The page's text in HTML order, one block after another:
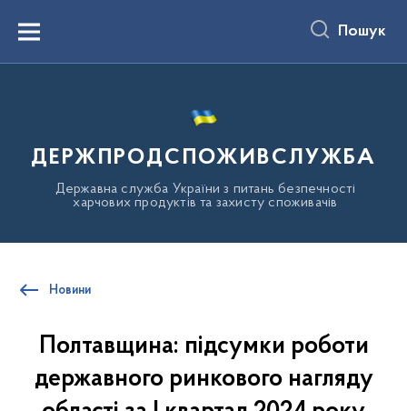
вмістуMenu Пошук
ДЕРЖПРОДСПОЖИВСЛУЖБА
Державна служба України з питань безпечності
харчових продуктів та захисту споживачів
Новини
Полтавщина: підсумки роботи
державного ринкового нагляду